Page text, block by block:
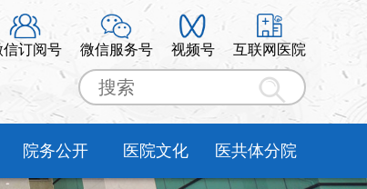
信订阅号 微信服务号 视频号 互联网医院
院务公开 医院文化 医共体分院